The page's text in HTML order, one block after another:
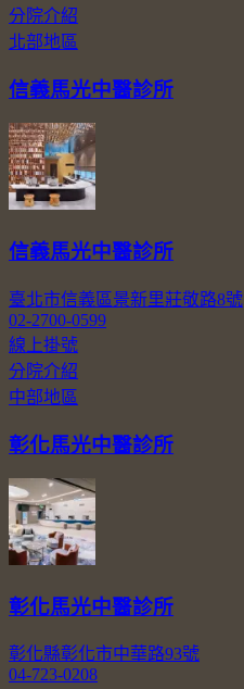
分院介紹
北部地區
信義馬光中醫診所
信義馬光中醫診所
臺北市信義區景新里莊敬路8號
02-2700-0599
線上掛號
分院介紹
中部地區
彰化馬光中醫診所
彰化馬光中醫診所
彰化縣彰化市中華路93號
04-723-0208